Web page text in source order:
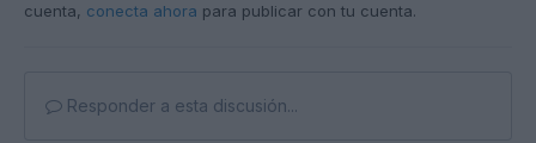
cuenta, conecta ahora para publicar con tu cuenta.
Responder a esta discusión...